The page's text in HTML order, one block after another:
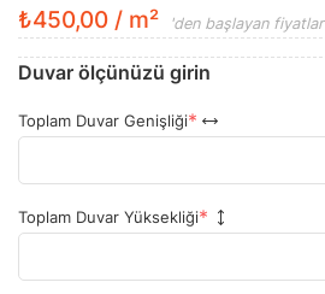
₺450,00 / m² 'den başlayan fiyatlar
Duvar ölçünüzü girin
Toplam Duvar Genişliği
Toplam Duvar Yüksekliği